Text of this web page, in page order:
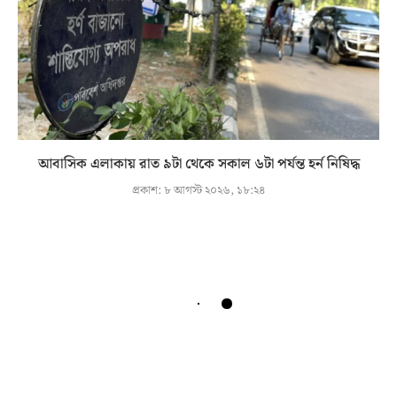
আবাসিক এলাকায় রাত ৯টা থেকে সকাল ৬টা পর্যন্ত হর্ন নিষিদ্ধ
প্রকাশ: ৮ আগস্ট ২০২৬, ১৮:২৪